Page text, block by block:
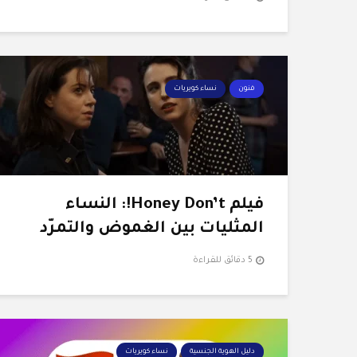
فنون نساء كويريات
فيلم Honey Don’t!: النساء
المثليات بين الغموض والتمرّد
5 دقائق للقراءة
دليل الهوية الجنسية نساء كويريات